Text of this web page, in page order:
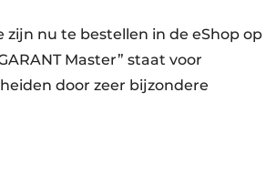
zijn nu te bestellen in de eShop op
Master” staat voor
door zeer bijzondere